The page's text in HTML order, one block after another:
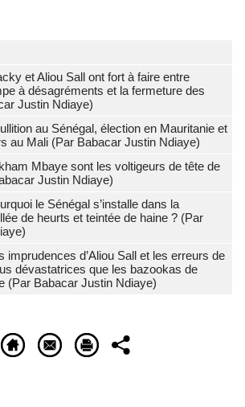
et Aliou Sall ont fort à faire entre
à désagréments et la fermeture des
Justin Ndiaye)
au Sénégal, élection en Mauritanie et
au Mali (Par Babacar Justin Ndiaye)
Mbaye sont les voltigeurs de tête de
Justin Ndiaye)
le Sénégal s’installe dans la
de heurts et teintée de haine ? (Par
imprudences d’Aliou Sall et les erreurs de
dévastatrices que les bazookas de
(Par Babacar Justin Ndiaye)